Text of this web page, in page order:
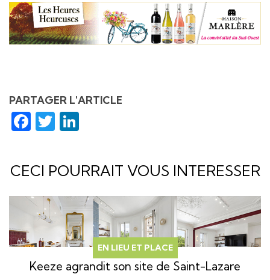
PARTAGER L'ARTICLE
Facebook
Twitter
CECI POURRAIT VOUS INTERESSER
EN LIEU ET PLACE
Keeze agrandit son site de Saint-Lazare